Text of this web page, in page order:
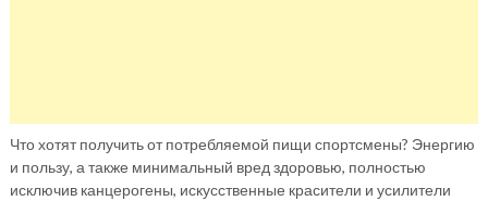
Что хотят получить от потребляемой пищи спортсмены? Энергию
и пользу, а также минимальный вред здоровью, полностью
исключив канцерогены, искусственные красители и усилители